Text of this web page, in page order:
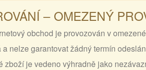
– OMEZENÝ
obchod je provozován v
nelze garantovat žádný termín
zboží je vedeno výhradně jako